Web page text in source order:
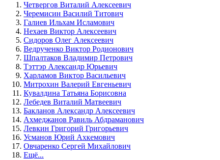
Четвергов Виталий Алексеевич
Черемисин Василий Титович
Галиев Ильхам Исламович
Нехаев Виктор Алексеевич
Сидоров Олег Алексеевич
Ведрученко Виктор Родионович
Шпалтаков Владимир Петрович
Тэттэр Александр Юрьевич
Харламов Виктор Васильевич
Митрохин Валерий Евгеньевич
Кувалдина Татьяна Борисовна
Лебедев Виталий Матвеевич
Бакланов Александр Алексеевич
Ахмеджанов Равиль Абдраманович
Левкин Григорий Григорьевич
Усманов Юрий Ахкемович
Овчаренко Сергей Михайлович
Ещё...